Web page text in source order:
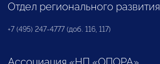
Отдел регионального развития
+7 (495) 247-4777 (доб. 116, 117)